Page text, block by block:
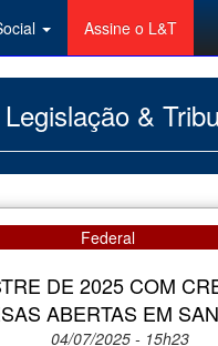
Assine o L&T
Legislação &
Federal
DE 2025 COM
ABERTAS EM
04/07/2025 - 15h23